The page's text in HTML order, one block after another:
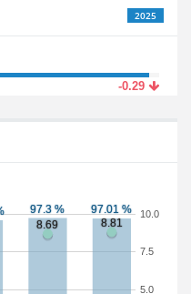
2025
-0.29
5.0
7.5
10.0